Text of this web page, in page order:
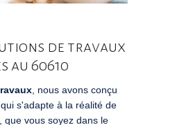
de travaux
au 60610
, nous avons conçu
s'adapte à la réalité de
que vous soyez dans le